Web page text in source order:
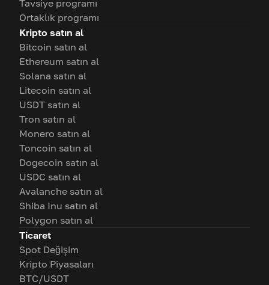
Tavsiye programı
Ortaklık programı
Kripto satın al
Bitcoin satın al
Ethereum satın al
Solana satın al
Litecoin satın al
USDT satın al
Tron satın al
Monero satın al
Toncoin satın al
Dogecoin satın al
USDC satın al
Avalanche satın al
Shiba Inu satın al
Polygon satın al
Ticaret
Spot Değişim
Kripto Piyasaları
BTC/USDT